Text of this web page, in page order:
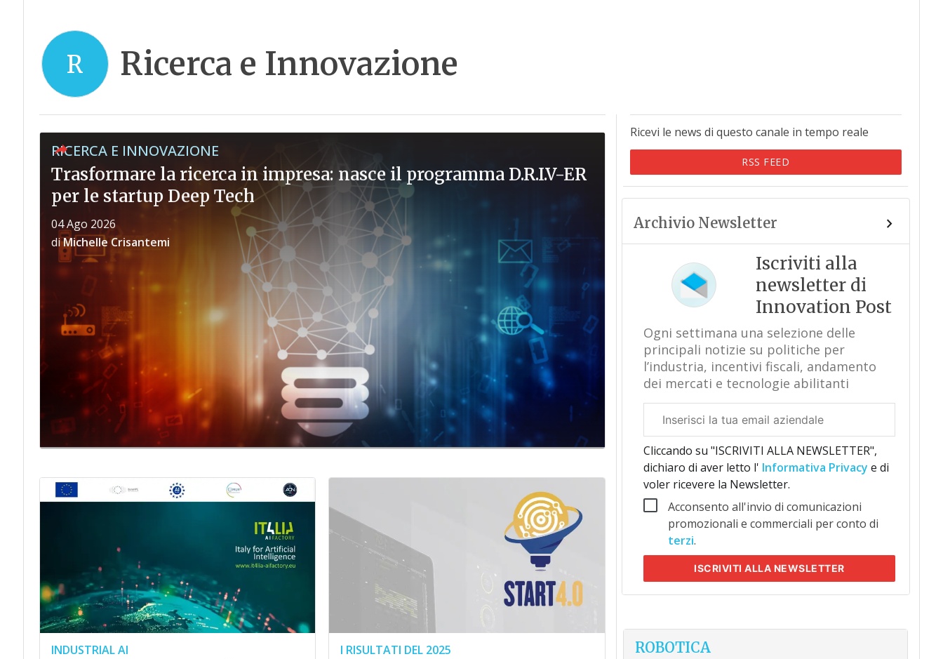
R Ricerca e Innovazione
RICERCA E INNOVAZIONE
Trasformare la ricerca in impresa: nasce il programma D.R.I.V-ER
per le startup Deep Tech
04 Ago 2026
diMichelle Crisantemi
INDUSTRIAL AI I RISULTATI DEL 2025
Ricevi le news di questo canale in tempo reale
RSS FEED
Archivio Newsletter
Iscriviti alla
newsletter di
Innovation Post
Ogni settimana una selezione delle
principali notizie su politiche per
l’industria, incentivi fiscali, andamento
dei mercati e tecnologie abilitanti
aziendale
Cliccando su "ISCRIVITI ALLA NEWSLETTER",
dichiaro di aver letto l' Informativa Privacy e di
voler ricevere la Newsletter.
Acconsento all'invio di comunicazioni
promozionali e commerciali per conto di
terzi.
ISCRIVITIALLA NEWSLETTER
ROBOTICA